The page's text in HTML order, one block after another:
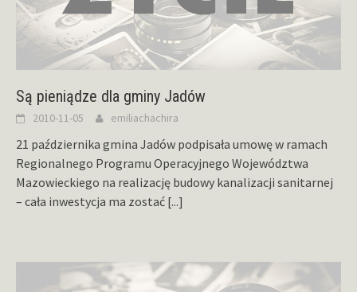
Są pieniądze dla gminy Jadów
2010-11-05 emiliachachira
21 października gmina Jadów podpisała umowę w ramach
Regionalnego Programu Operacyjnego Województwa
Mazowieckiego na realizację budowy kanalizacji sanitarnej
– cała inwestycja ma zostać [...]